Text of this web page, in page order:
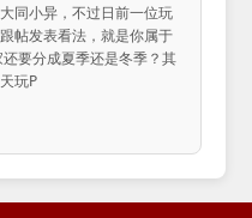
同小异，不过日前一位玩
帖发表看法，就是你属于
要分成夏季还是冬季？其
玩P